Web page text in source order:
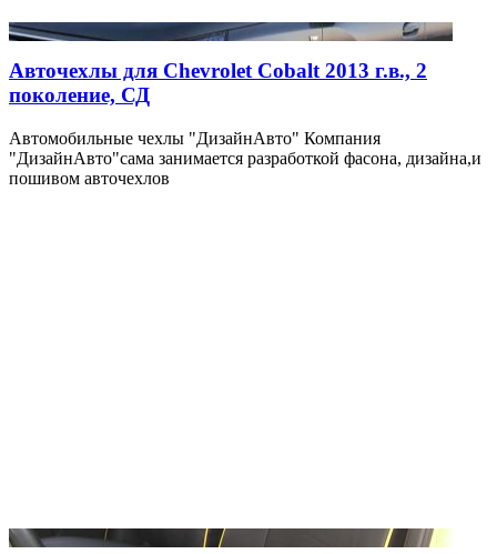
Авточехлы для Chevrolet Cobalt 2013 г.в., 2
поколение, СД
Автомобильные чехлы "ДизайнАвто" Компания
"ДизайнАвто"сама занимается разработкой фасона, дизайна,и
пошивом авточехлов